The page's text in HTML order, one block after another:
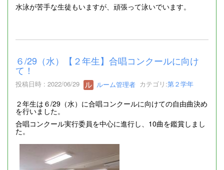
水泳が苦手な生徒もいますが、頑張って泳いでいます。
６/29（水）【２年生】合唱コンクールに向け
て！
投稿日時 : 2022/06/29 ルーム管理者 カテゴリ:第２学年
２年生は６/29（水）に合唱コンクールに向けての自由曲決め
を行いました。
合唱コンクール実行委員を中心に進行し、10曲を鑑賞しまし
た。